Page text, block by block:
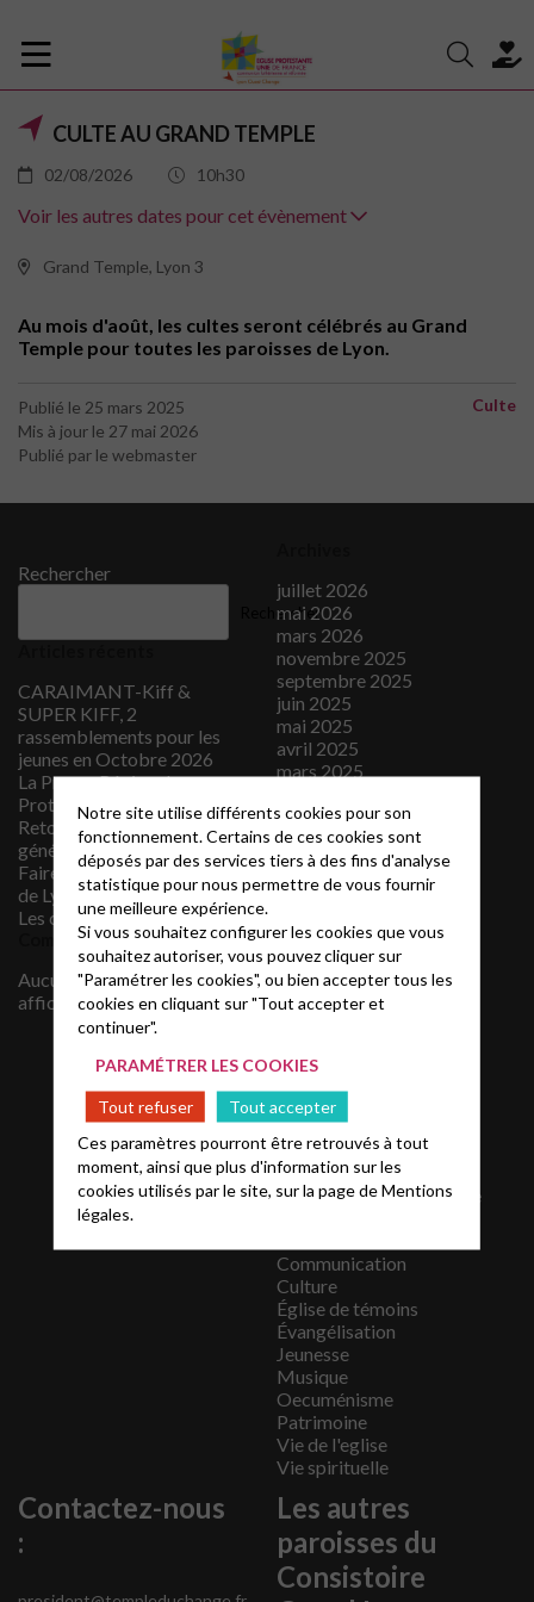
CULTE AU GRAND TEMPLE
02/08/2026 10h30
Voir les autres dates pour cet évènement
Grand Temple, Lyon 3
Au mois d'août, les cultes seront célébrés au Grand
Temple pour toutes les paroisses de Lyon.
Publié le 25 mars 2025
Mis à jour le 27 mai 2026
Publié par le webmaster
Culte
Rechercher
Rechercher
CARAIMANT-Kiff &
SUPER KIFF, 2
rassemblements pour les
jeunes en Octobre 2026
La Presse Régionale
Protestante
Retour sur l’assemblée
générale 2026
Faire un don à la paroisse
de Lyon Ouest Change
Les concerts Candlelight
Commentaires récents
Aucun commentaire à
afficher.
juillet 2026
mai 2026
mars 2026
novembre 2025
septembre 2025
juin 2025
mai 2025
avril 2025
mars 2025
novembre 2024
octobre 2024
septembre 2024
février 2024
mars 2023
février 2023
janvier 2023
juin 2022
mai 2022
août 2021
septembre 2019
février 2019
Catégories
Actualités
Administratif et juridique
Communication
Culture
Église de témoins
Évangélisation
Jeunesse
Musique
Oecuménisme
Patrimoine
Vie de l'eglise
Vie spirituelle
Contactez-nous
:
Les autres
paroisses du
Consistoire
Notre site utilise différents cookies pour son
fonctionnement. Certains de ces cookies sont
déposés par des services tiers à des fins d'analyse
statistique pour nous permettre de vous fournir
une meilleure expérience.
Si vous souhaitez configurer les cookies que vous
souhaitez autoriser, vous pouvez cliquer sur
"Paramétrer les cookies", ou bien accepter tous les
cookies en cliquant sur "Tout accepter et
continuer".
PARAMÉTRER LES COOKIES
Tout refuser
Tout accepter
Ces paramètres pourront être retrouvés à tout
moment, ainsi que plus d'information sur les
cookies utilisés par le site, sur la page deMentions
légales.